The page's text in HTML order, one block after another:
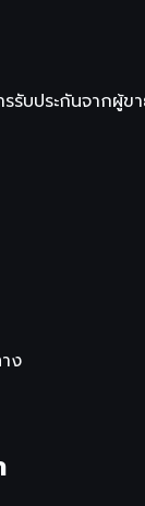
รับประกันจากผู้ข
ง